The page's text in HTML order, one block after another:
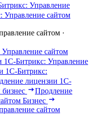
Управление
Управление сайтом
сайтом ·
сайтом
1С-Битрикс: Управление
1С-Битрикс:
лицензии 1С-
Продление
Бизнес
сайтом